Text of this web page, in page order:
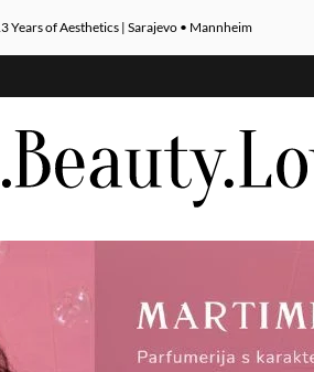
Years of Aesthetics | Sarajevo • Mannheim